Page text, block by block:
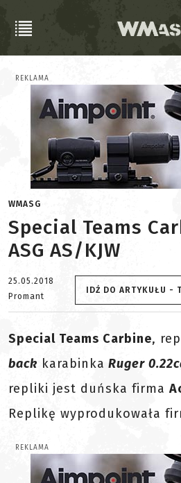
REKLAMA
WMASG
Special Teams
ASG AS/KJW
25.05.2018
Promant
IDŹ DO ARTYKUŁU -
Special Teams Carbine,
back karabinka Ruger
repliki jest duńska firma
Replikę wyprodukowała
REKLAMA